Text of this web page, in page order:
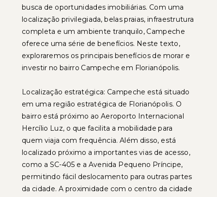
busca de oportunidades imobiliárias. Com uma
localização privilegiada, belas praias, infraestrutura
completa e um ambiente tranquilo, Campeche
oferece uma série de benefícios. Neste texto,
exploraremos os principais benefícios de morar e
investir no bairro Campeche em Florianópolis.
Localização estratégica: Campeche está situado
em uma região estratégica de Florianópolis. O
bairro está próximo ao Aeroporto Internacional
Hercílio Luz, o que facilita a mobilidade para
quem viaja com frequência. Além disso, está
localizado próximo a importantes vias de acesso,
como a SC-405 e a Avenida Pequeno Príncipe,
permitindo fácil deslocamento para outras partes
da cidade. A proximidade com o centro da cidade